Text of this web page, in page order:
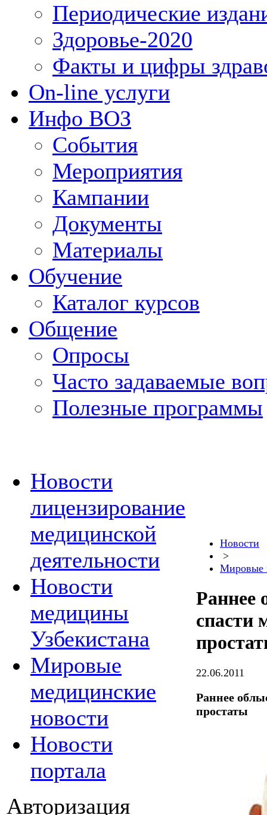
Периодические
Здоровье-2020
Факты и цифры
On-line услуги
Инфо ВОЗ
События
Мероприятия
Кампании
Документы
Материалы
Обучение
Каталог курсов
Общение
Опросы
Часто задаваемые
Полезные программы
Новости
лицензирование
медицинской
деятельности
Новости
медицины
Узбекистана
Мировые
медицинские
новости
Новости
портала
Авторизация
Новости
>
Мировые
Раннее
спасти
22.06.2011
Раннее
простаты